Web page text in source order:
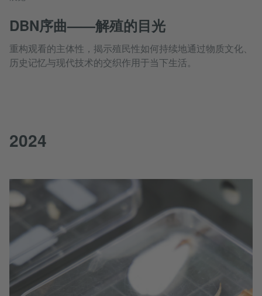
DBN序曲——解殖的目光
重构观看的主体性，揭示殖民性如何持续地通过物质文化、
历史记忆与现代技术的交织作用于当下生活。
2024